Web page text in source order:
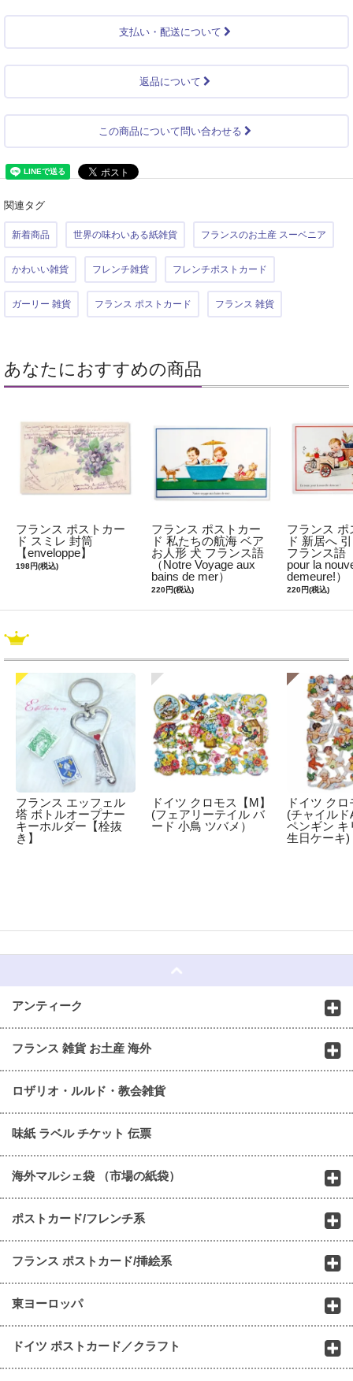
支払い・配送について
返品について
この商品について問い合わせる
関連タグ
新着商品 世界の味わいある紙雑貨 フランスのお土産 スーベニア
かわいい雑貨 フレンチ雑貨 フレンチポストカード
ガーリー 雑貨 フランス ポストカード フランス 雑貨
あなたにおすすめの商品
フランス ポストカー
ド スミレ 封筒
【enveloppe】
198円(税込)
フランス ポストカー
ド 私たちの航海 ベア
お人形 犬 フランス語
（Notre Voyage aux
bains de mer）
220円(税込)
フランス ポ
ド 新居へ
フランス語
pour la
demeure!）
220円(税込)
フランス エッフェル
塔 ボトルオープナー
キーホルダー【栓抜
き】
ドイツ クロモス【M】
(フェアリーテイル バ
ード 小鳥 ツバメ）
ドイツ ク
(チャイルド
ペンギン キ
生日ケーキ)
アンティーク
フランス 雑貨 お土産 海外
ロザリオ・ルルド・教会雑貨
味紙 ラベル チケット 伝票
海外マルシェ袋 （市場の紙袋）
ポストカード/フレンチ系
フランス ポストカード/挿絵系
東ヨーロッパ
ドイツ ポストカード／クラフト